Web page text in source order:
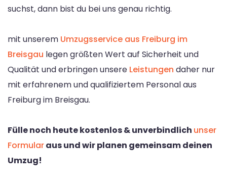
suchst, dann bist du bei uns genau richtig.
mit unserem Umzugsservice aus Freiburg im
Breisgau legen größten Wert auf Sicherheit und
Qualität und erbringen unsere Leistungen daher nur
mit erfahrenem und qualifiziertem Personal aus
Freiburg im Breisgau.
Fülle noch heute kostenlos & unverbindlich unser
Formularaus und wir planen gemeinsam deinen
Umzug!